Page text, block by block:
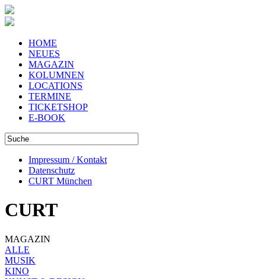
HOME
NEUES
MAGAZIN
KOLUMNEN
LOCATIONS
TERMINE
TICKETSHOP
E-BOOK
Impressum / Kontakt
Datenschutz
CURT München
CURT
MAGAZIN
ALLE
MUSIK
KINO